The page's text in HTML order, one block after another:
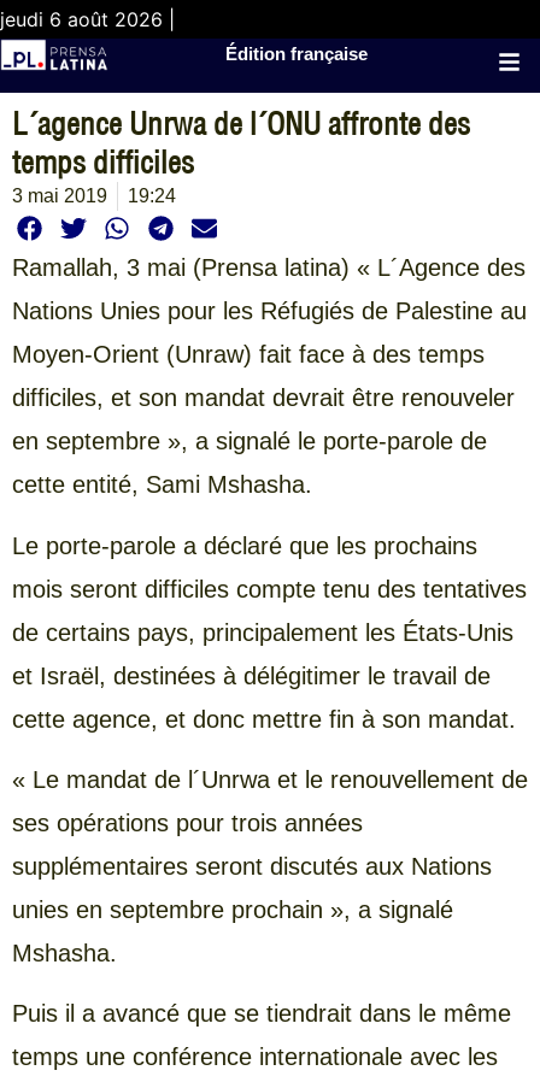
jeudi 6 août 2026 |
Édition française
L´agence Unrwa de l´ONU affronte des
temps difficiles
3 mai 2019 19:24
Ramallah, 3 mai (Prensa latina) « L´Agence des
Nations Unies pour les Réfugiés de Palestine au
Moyen-Orient (Unraw) fait face à des temps
difficiles, et son mandat devrait être renouveler
en septembre », a signalé le porte-parole de
cette entité, Sami Mshasha.
Le porte-parole a déclaré que les prochains
mois seront difficiles compte tenu des tentatives
de certains pays, principalement les États-Unis
et Israël, destinées à délégitimer le travail de
cette agence, et donc mettre fin à son mandat.
« Le mandat de l´Unrwa et le renouvellement de
ses opérations pour trois années
supplémentaires seront discutés aux Nations
unies en septembre prochain », a signalé
Mshasha.
Puis il a avancé que se tiendrait dans le même
temps une conférence internationale avec les